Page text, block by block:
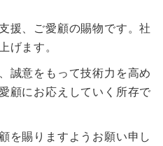
援、ご愛顧の賜物です。社
げます。
誠意をもって技術力を高め
顧にお応えしていく所存で
を賜りますようお願い申し